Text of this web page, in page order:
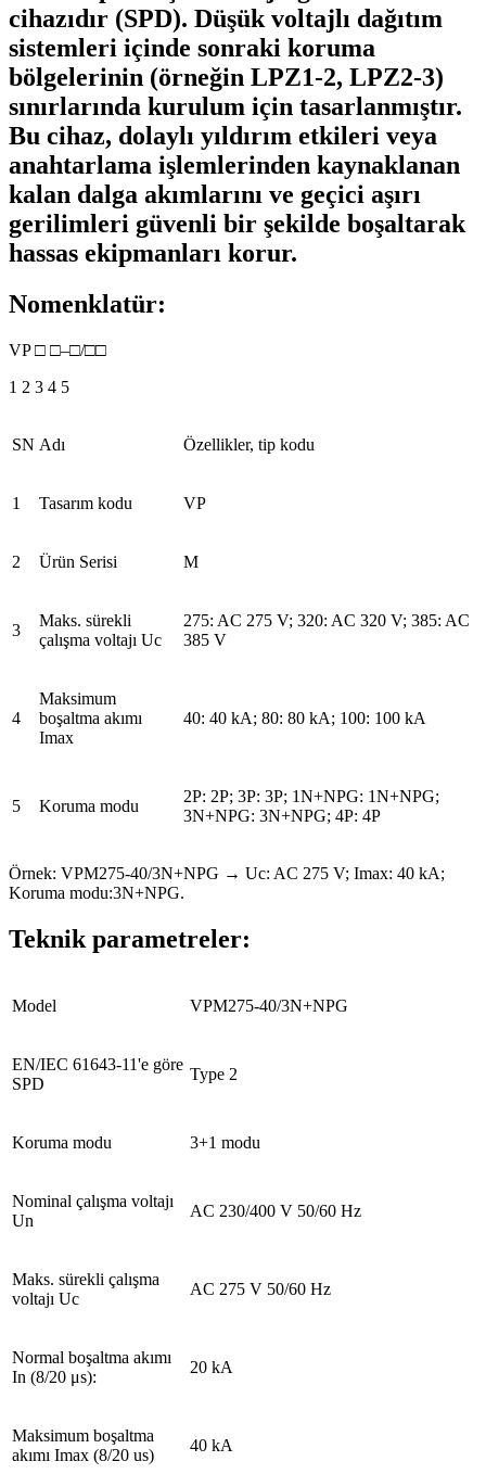
cihazıdır (SPD). Düşük voltajlı dağıtım
sistemleri içinde sonraki koruma
bölgelerinin (örneğin LPZ1-2, LPZ2-3)
sınırlarında kurulum için tasarlanmıştır.
Bu cihaz, dolaylı yıldırım etkileri veya
anahtarlama işlemlerinden kaynaklanan
kalan dalga akımlarını ve geçici aşırı
gerilimleri güvenli bir şekilde boşaltarak
hassas ekipmanları korur.
Nomenklatür:
VP □ □–□/□□
1 2 3 4 5
SN Adı Özellikler, tip kodu
1 Tasarım kodu VP
2 Ürün Serisi M
3
Maks. sürekli
çalışma voltajı Uc
275: AC 275 V; 320: AC 320 V; 385: AC
385 V
4
Maksimum
boşaltma akımı
Imax
40: 40 kA; 80: 80 kA; 100: 100 kA
5 Koruma modu
2P: 2P; 3P: 3P; 1N+NPG: 1N+NPG;
3N+NPG: 3N+NPG; 4P: 4P
Örnek: VPM275-40/3N+NPG → Uc: AC 275 V; Imax: 40 kA;
Koruma modu:3N+NPG.
Teknik parametreler:
Model VPM275-40/3N+NPG
EN/IEC 61643-11'e göre
SPD
Type 2
Koruma modu 3+1 modu
Nominal çalışma voltajı
Un
AC 230/400 V 50/60 Hz
Maks. sürekli çalışma
voltajı Uc
AC 275 V 50/60 Hz
Normal boşaltma akımı
In (8/20 μs):
20 kA
Maksimum boşaltma
akımı Imax (8/20 us)
40 kA